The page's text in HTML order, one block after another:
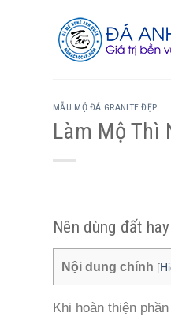
MẪU MỘ ĐÁ GRANITE ĐẸP
Làm Mộ Thì
Nên dùng đất
Nội dung chính [
Khi hoàn thiện